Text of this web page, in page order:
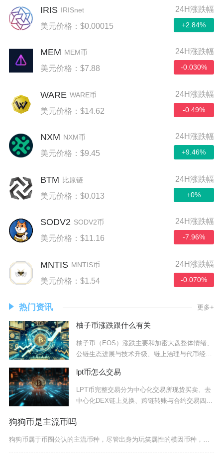
IRIS IRISnet
美元价格：$0.00015
24H涨跌幅
+2.84%
MEM MEM币
美元价格：$7.88
24H涨跌幅
-0.030%
WARE WARE币
美元价格：$14.62
24H涨跌幅
-0.49%
NXM NXM币
美元价格：$9.45
24H涨跌幅
+9.46%
BTM 比原链
美元价格：$0.013
24H涨跌幅
+0%
SODV2 SODV2币
美元价格：$11.16
24H涨跌幅
-7.96%
MNTIS MNTIS币
美元价格：$1.54
24H涨跌幅
-0.070%
热门资讯 更多+
柚子币涨跌跟什么有关
柚子币（EOS）涨跌主要和加密大盘整体情绪、
公链生态进展与技术升级、链上治理与代币经
lpt币怎么交易
LPT币完整交易分为中心化交易所现货买卖、去
中心化DEX链上兑换、跨链转账与合约交易四条
狗狗币是主流币吗
狗狗币属于币圈公认的主流币种，尽管出身为玩笑属性的模因币种，但依托长期稳定的市值体量、全平